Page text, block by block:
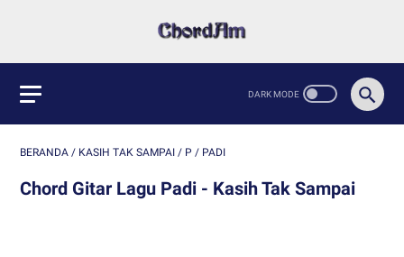
BERANDA / KASIH TAK SAMPAI / P / PADI
Chord Gitar Lagu Padi - Kasih Tak Sampai